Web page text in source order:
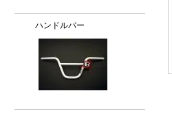
ハンドルバー